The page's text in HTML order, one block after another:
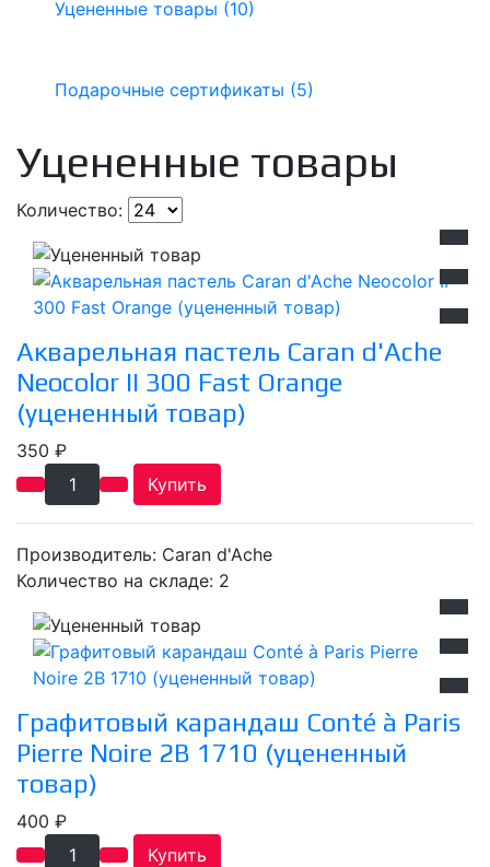
Уцененные товары (10)
Подарочные сертификаты (5)
Уцененные товары
Количество:
Акварельная пастель Caran d'Ache
Neocolor II 300 Fast Orange
(уцененный товар)
350 ₽
Купить
Производитель: Caran d'Ache
Количество на складе: 2
Графитовый карандаш Conté à Paris
Pierre Noire 2В 1710 (уцененный
товар)
400 ₽
Купить